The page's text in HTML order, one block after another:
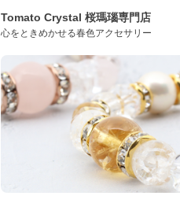
Tomato Crystal 桜瑪瑙専門店
心をときめかせる春色アクセサリー